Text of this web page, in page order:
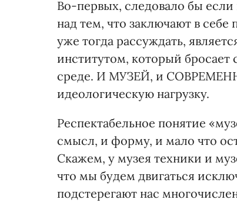
Во-первых, следовало бы если
над тем, что заключают в
уже тогда рассуждать,
институтом, который
среде. И МУЗЕЙ, и
идеологическую нагрузку.
Респектабельное понятие
смысл, и форму, и мало что
Скажем, у музея техники и
что мы будем двигаться
подстерегают нас